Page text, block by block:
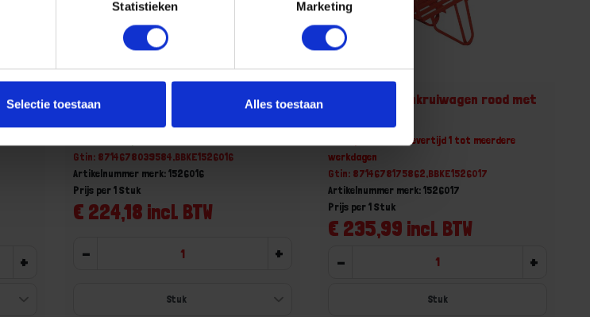
Statistieken Marketing
Selectie toestaan Alles toestaan
+
KELFORT Rondneuskruiwagen QUAD
Gtin: 8714678039584,BBKE1526016
Artikelnummer merk: 1526016
€ 224,18 incl. BTW
Prijs per 1 Stuk
- +
KELFORT Steenkruiwagen rood met
Niet op voorraad, levertijd 1 tot meerdere
werkdagen
Gtin: 8714678175862,BBKE1526017
Artikelnummer merk: 1526017
€ 235,99 incl. BTW
Prijs per 1 Stuk
- +
Stuk